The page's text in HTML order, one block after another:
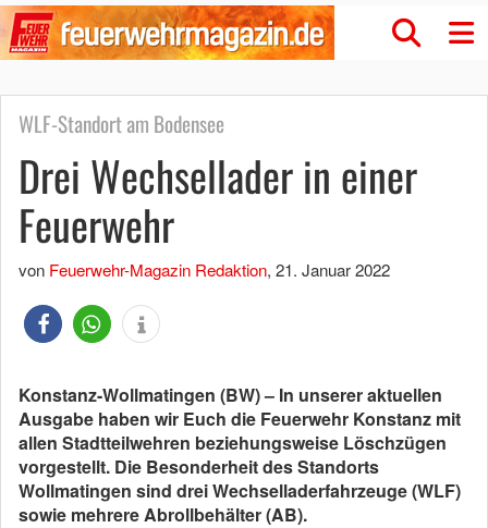
WLF-Standort am Bodensee
Drei Wechsellader in einer
Feuerwehr
von Feuerwehr-Magazin Redaktion, 21. Januar 2022
Konstanz-Wollmatingen (BW) – In unserer aktuellen
Ausgabe haben wir Euch die Feuerwehr Konstanz mit
allen Stadtteilwehren beziehungsweise Löschzügen
vorgestellt. Die Besonderheit des Standorts
Wollmatingen sind drei Wechselladerfahrzeuge (WLF)
sowie mehrere Abrollbehälter (AB).